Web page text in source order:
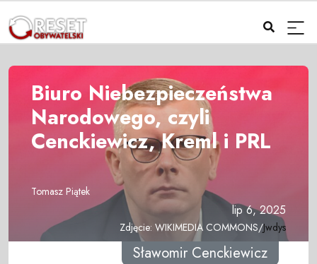
Biuro Niebezpieczeństwa
Narodowego, czyli
Cenckiewicz, Kreml i PRL
Tomasz Piątek
lip 6, 2025
Zdjęcie: WIKIMEDIA COMMONS/Jwdys
Sławomir Cenckiewicz